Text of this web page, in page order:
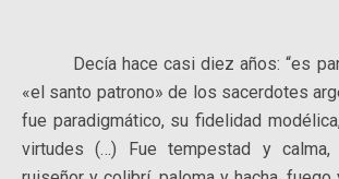
Decía hace casi diez años: “es
«el santo patrono» de los sacerdotes
fue paradigmático, su fidelidad
virtudes (…) Fue tempestad y calma,